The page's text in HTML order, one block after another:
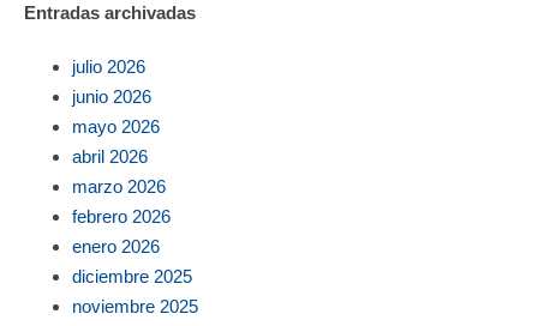
Entradas archivadas
julio 2026
junio 2026
mayo 2026
abril 2026
marzo 2026
febrero 2026
enero 2026
diciembre 2025
noviembre 2025